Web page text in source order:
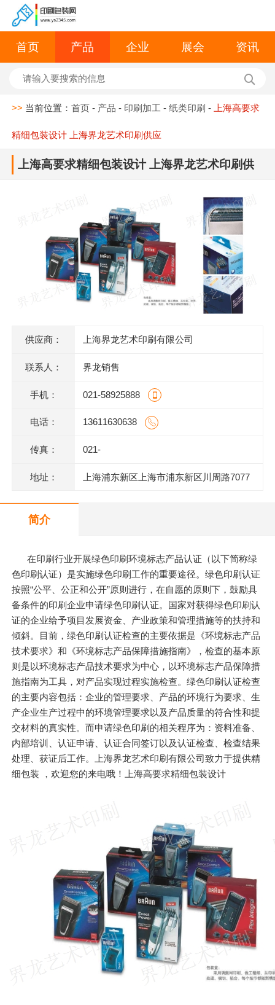
首页 产品 企业 展会 资讯
>> 当前位置：首页 - 产品 - 印刷加工 -纸类印刷 - 上海高要求
精细包装设计 上海界龙艺术印刷供应
上海高要求精细包装设计 上海界龙艺术印刷供
供应商： 上海界龙艺术印刷有限公司
联系人： 界龙销售
手机： 021-58925888
电话： 13611630638
传真： 021-
地址： 上海浦东新区上海市浦东新区川周路7077
简介
在印刷行业开展绿色印刷环境标志产品认证（以下简称绿
色印刷认证）是实施绿色印刷工作的重要途径。绿色印刷认证
按照“公平、公正和公开”原则进行，在自愿的原则下，鼓励具
备条件的印刷企业申请绿色印刷认证。国家对获得绿色印刷认
证的企业给予项目发展资金、产业政策和管理措施等的扶持和
倾斜。目前，绿色印刷认证检查的主要依据是《环境标志产品
技术要求》和《环境标志产品保障措施指南》，检查的基本原
则是以环境标志产品技术要求为中心，以环境标志产品保障措
施指南为工具，对产品实现过程实施检查。绿色印刷认证检查
的主要内容包括：企业的管理要求、产品的环境行为要求、生
产企业生产过程中的环境管理要求以及产品质量的符合性和提
交材料的真实性。而申请绿色印刷的相关程序为：资料准备、
内部培训、认证申请、认证合同签订以及认证检查、检查结果
处理、获证后工作。上海界龙艺术印刷有限公司致力于提供精
细包装 ，欢迎您的来电哦！上海高要求精细包装设计